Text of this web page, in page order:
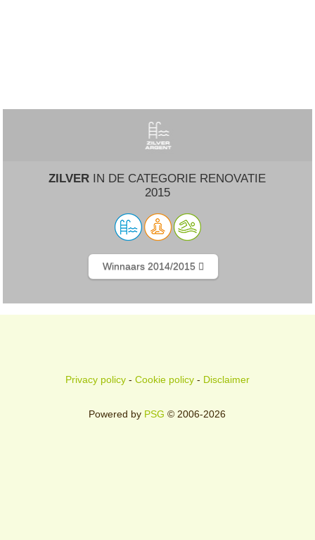
ZILVER IN DE CATEGORIE RENOVATIE
2015
Winnaars 2014/2015
Privacy policy- Cookie policy- Disclaimer
Powered by PSG © 2006-2026